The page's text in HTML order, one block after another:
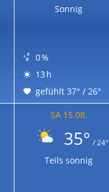
Sonnig
0 %
13 h
gefühlt 37° / 26°
SA 15.08.
35° / 24°
Teils sonnig